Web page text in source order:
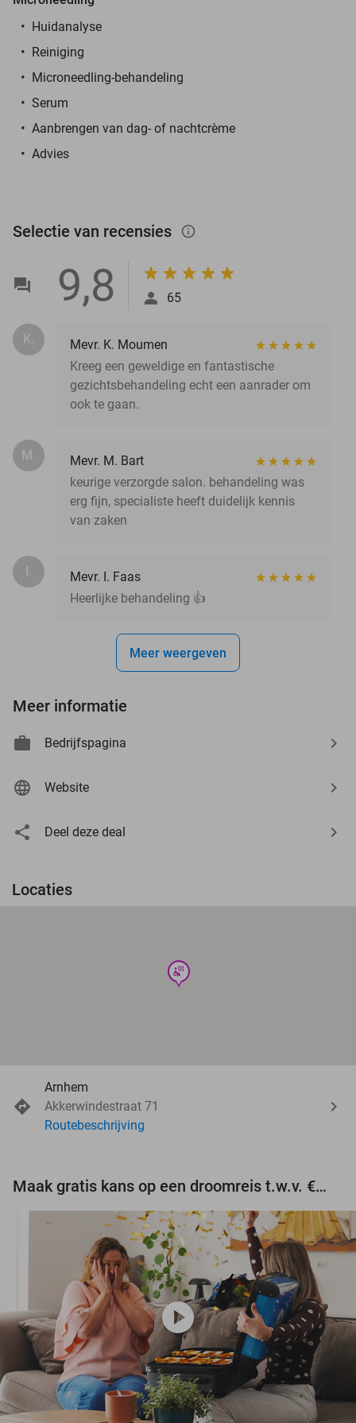
Huidanalyse
Reiniging
Microneedling-behandeling
Serum
Aanbrengen van dag- of nachtcrème
Advies
Selectie van recensies info_outlined
9,8 65
K.
Mevr. K. Moumen
Kreeg een geweldige en fantastische
gezichtsbehandeling echt een aanrader om
ook te gaan.
M.
Mevr. M. Bart
keurige verzorgde salon. behandeling was
erg fijn, specialiste heeft duidelijk kennis
van zaken
I.
Mevr. I. Faas
Heerlijke behandeling 👍
Meer weergeven
Meer informatie
Bedrijfspagina
Website
Deel deze deal
Locaties
wellness
Arnhem
Akkerwindestraat 71
Routebeschrijving
Maak gratis kans op een droomreis t.w.v. €3.000!
play_circle